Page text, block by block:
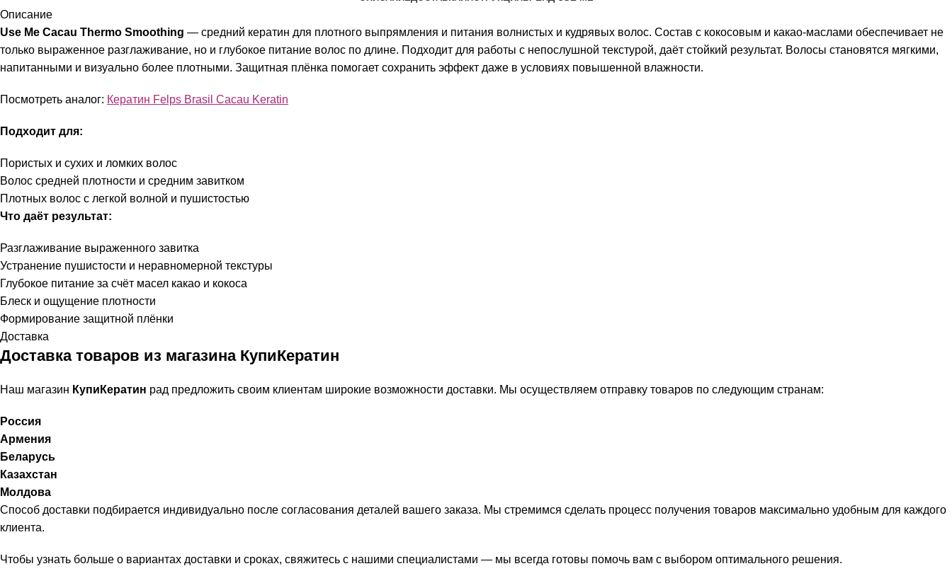
Описание
Use Me Cacau Thermo Smoothing — средний кератин для плотного выпрямления и питания волнистых и кудрявых волос. Состав с кокосовым и какао-маслами обеспечивает не
только выраженное разглаживание, но и глубокое питание волос по длине. Подходит для работы с непослушной текстурой, даёт стойкий результат. Волосы становятся мягкими,
напитанными и визуально более плотными. Защитная плёнка помогает сохранить эффект даже в условиях повышенной влажности.
Посмотреть аналог: Кератин Felps Brasil Cacau Keratin
Подходит для:
Пористых и сухих и ломких волос
Волос средней плотности и средним завитком
Плотных волос с легкой волной и пушистостью
Что даёт результат:
Разглаживание выраженного завитка
Устранение пушистости и неравномерной текстуры
Глубокое питание за счёт масел какао и кокоса
Блеск и ощущение плотности
Формирование защитной плёнки
Доставка
Доставка товаров из магазина КупиКератин
Наш магазин КупиКератин рад предложить своим клиентам широкие возможности доставки. Мы осуществляем отправку товаров по следующим странам:
Россия
Армения
Беларусь
Казахстан
Молдова
Способ доставки подбирается индивидуально после согласования деталей вашего заказа. Мы стремимся сделать процесс получения товаров максимально удобным для каждого
клиента.
Чтобы узнать больше о вариантах доставки и сроках, свяжитесь с нашими специалистами — мы всегда готовы помочь вам с выбором оптимального решения.